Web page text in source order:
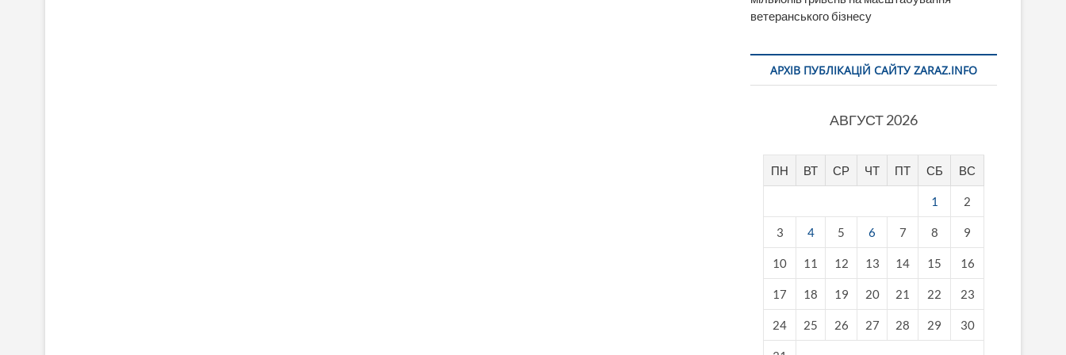
ветеранського бізнесу
АРХІВ ПУБЛІКАЦІЙ САЙТУ ZARAZ.INFO
АВГУСТ 2026
ПН ВТ СР ЧТ ПТ СБ ВС
1 2
3 4 5 6 7 8 9
10 11 12 13 14 15 16
17 18 19 20 21 22 23
24 25 26 27 28 29 30